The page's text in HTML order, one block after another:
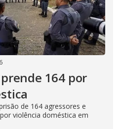
164 por
de 164 agressores e
violência doméstica em